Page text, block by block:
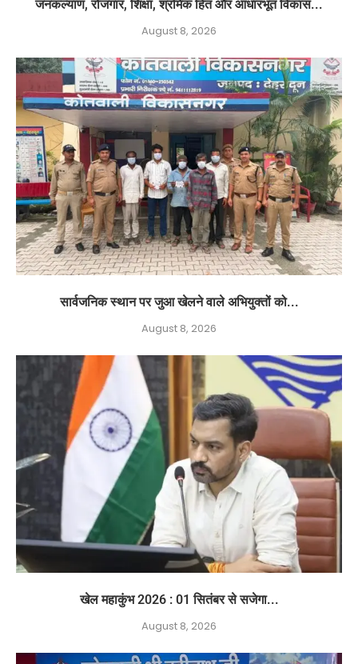
जनकल्याण, रोजगार, शिक्षा, श्रमिक हित और आधारभूत विकास...
August 8, 2026
सार्वजनिक स्थान पर जुआ खेलने वाले अभियुक्तों को...
August 8, 2026
खेल महाकुंभ 2026 : 01 सितंबर से सजेगा...
August 8, 2026